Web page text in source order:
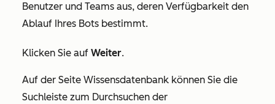
Benutzer und Teams aus, deren Verfügbarkeit den
Ablauf Ihres Bots bestimmt.
Klicken Sie auf Weiter.
Auf der Seite Wissensdatenbank können Sie die
Suchleiste zum Durchsuchen der